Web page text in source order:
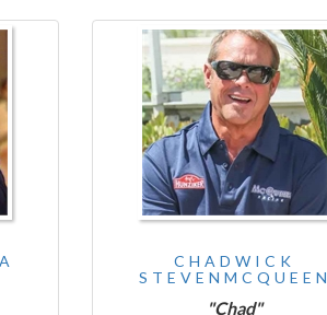
CHADWICK
STEVENMCQUEEN
"Chad"